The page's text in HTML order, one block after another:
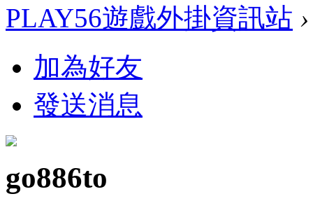
PLAY56遊戲外掛資訊站 ›
加為好友
發送消息
go886to